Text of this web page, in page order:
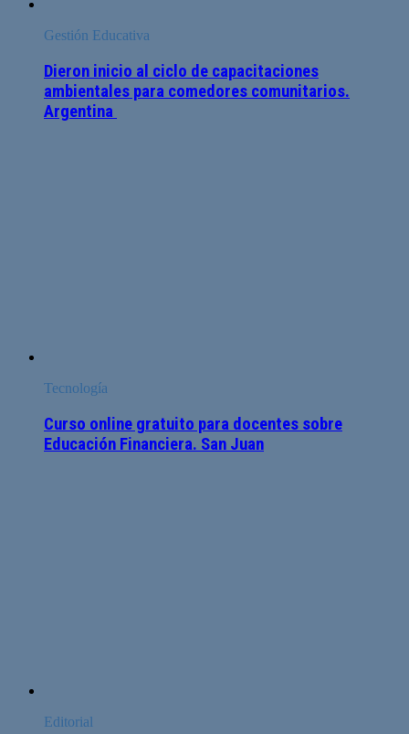
Gestión Educativa
Dieron inicio al ciclo de capacitaciones
ambientales para comedores comunitarios.
Argentina
Tecnología
Curso online gratuito para docentes sobre
Educación Financiera. San Juan
Editorial